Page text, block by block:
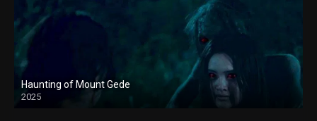
Haunting of Mount Gede
2025